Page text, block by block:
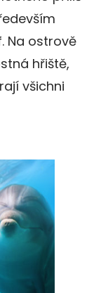
Na ostrově
hřiště,
všichni